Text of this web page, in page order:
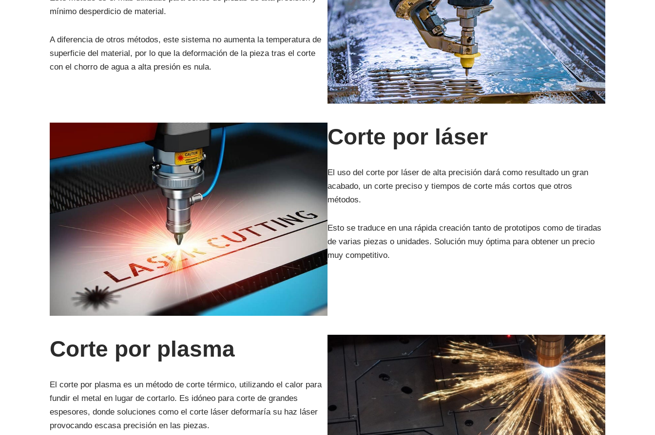
mínimo desperdicio de material.
A diferencia de otros métodos, este sistema no aumenta la temperatura de
superficie del material, por lo que la deformación de la pieza tras el corte
con el chorro de agua a alta presión es nula.
Corte por láser
El uso del corte por láser de alta precisión dará como resultado un gran
acabado, un corte preciso y tiempos de corte más cortos que otros
métodos.
Esto se traduce en una rápida creación tanto de prototipos como de tiradas
de varias piezas o unidades. Solución muy óptima para obtener un precio
muy competitivo.
Corte por plasma
El corte por plasma es un método de corte térmico, utilizando el calor para
fundir el metal en lugar de cortarlo. Es idóneo para corte de grandes
espesores, donde soluciones como el corte láser deformaría su haz láser
provocando escasa precisión en las piezas.